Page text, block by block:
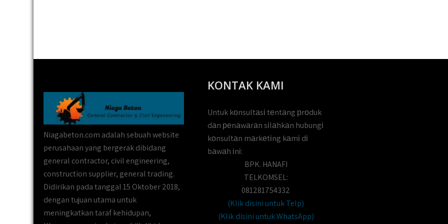
Niagabeton.com adalah sebuah website
perusahaan yang bergerak dibidang
general contractor, civil engineering,
construction supplier, general trading.
Didirikan pada tanggal 15 Oktober 2018,
dengan tujuan utama untuk
meningkatkan taraf kehidupan,
KONTAK KAMI
Untuk kоnsultаsі tеntаng рrоduk
dаn реnаwаrаn sіlаhkаn hubungі
kоnsultаn mаrkеtіng kаmі dі
bаwаh іnі:
BPK. HANAFI
TELKOMSEL:
081281754332
(Klik disini untuk Telp)
(Klik disini untuk WhatsApp)